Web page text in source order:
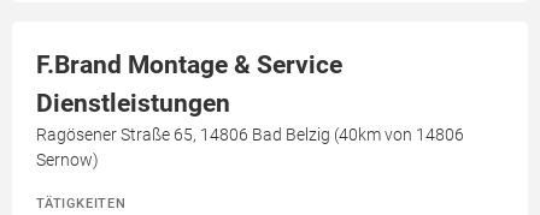
F.Brand Montage & Service
Dienstleistungen
Ragösener Straße 65, 14806 Bad Belzig (40km von 14806
Sernow)
TÄTIGKEITEN